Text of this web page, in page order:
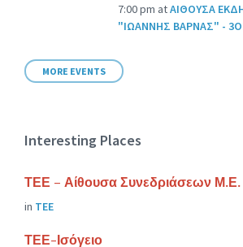
7:00 pm atΑΙΘΟΥΣΑ
"ΙΩΑΝΝΗΣ ΒΑΡΝΑΣ" -
MORE EVENTS
Interesting Places
ΤΕΕ – Αίθουσα Συνεδριάσεων Μ.Ε.
in ΤΕΕ
ΤΕΕ-Ισόγειο